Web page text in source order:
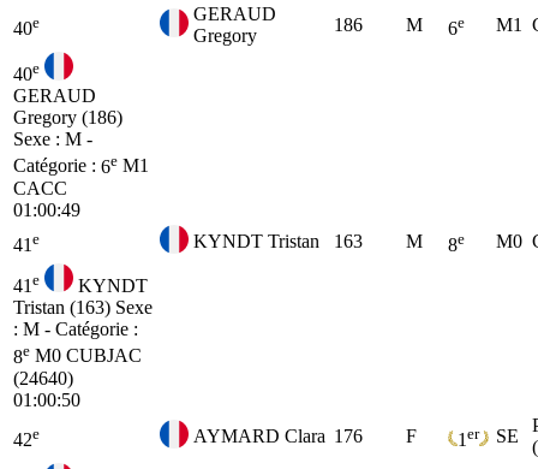
40e
GERAUD
Gregory
186 M 6e M1
40e
GERAUD
Gregory (186)
Sexe : M -
Catégorie : 6e M1
CACC
01:00:49
41 e KYNDT Tristan 163 M 8e M0
41 e
KYNDT
Tristan (163) Sexe
: M - Catégorie :
8e M0 CUBJAC
(24640)
01:00:50
42e AYMARD Clara 176 F 1 er SE